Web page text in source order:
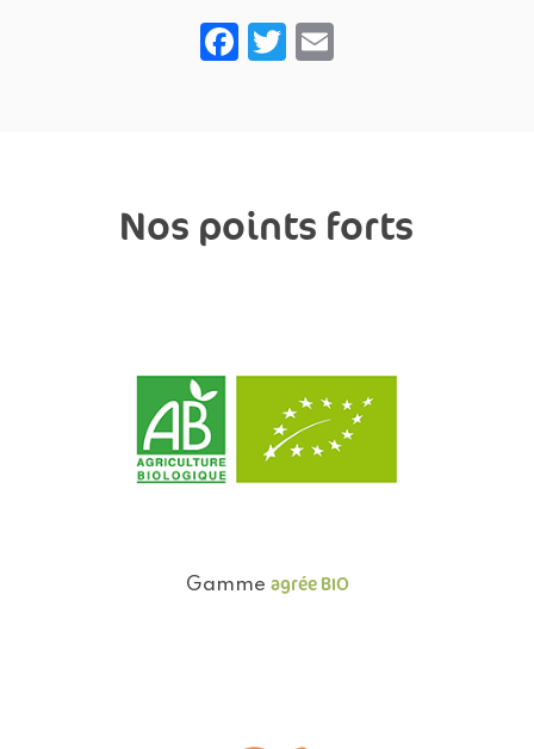
Facebook
Twitter
Nos points forts
Gamme agrée BIO